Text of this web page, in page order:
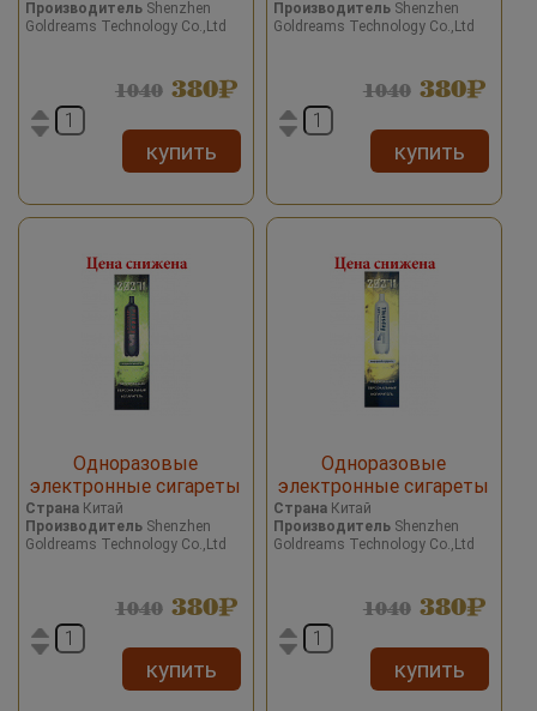
Энергетический напиток
2000 затяжек
Производитель Shenzhen
Goldreams Technology Co.,Ltd
1040380
купить
Киви Ягоды со льдом
2000 затяжек
ПроизводительShenzhen
Goldreams Technology Co.,Ltd
1040380
купить
Одноразовые
электронные сигареты
2027 Date 7 Monster Ice/
Ледяной монстр 2000
затяжек
Страна Китай
Производитель Shenzhen
Goldreams Technology Co.,Ltd
1040380
купить
Одноразовые
электронные сигареты
2027 Date 7 Watermelon
Candy/Арбузный леденец
2000 затяжек
СтранаКитай
ПроизводительShenzhen
Goldreams Technology Co.,Ltd
1040380
купить